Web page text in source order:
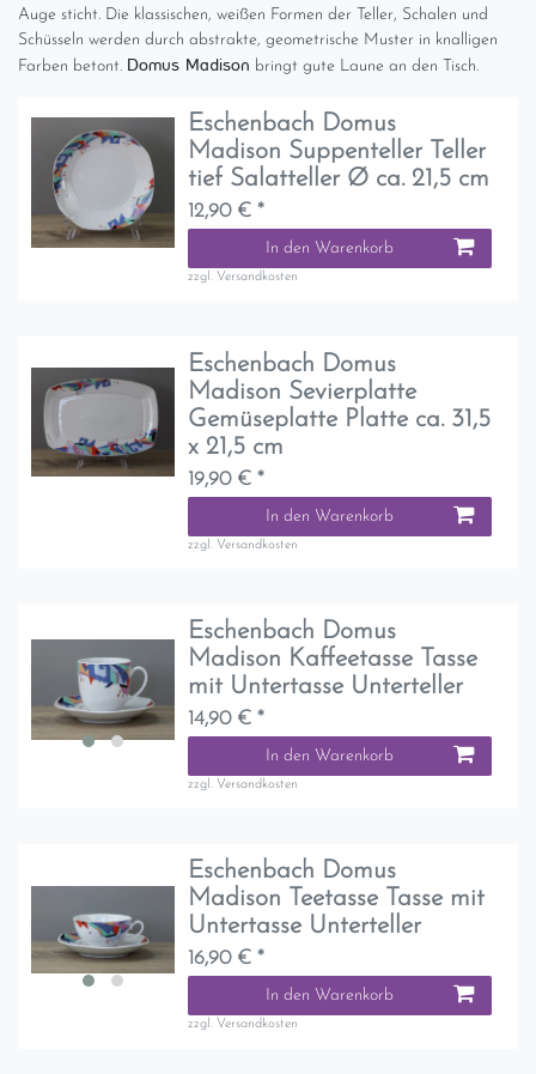
Auge sticht. Die klassischen, weißen Formen der Teller, Schalen und
Schüsseln werden durch abstrakte, geometrische Muster in knalligen
Farben betont. Domus Madison bringt gute Laune an den Tisch.
Eschenbach Domus
Madison Suppenteller Teller
tief Salatteller Ø ca. 21,5 cm
12,90 € *
In den Warenkorb
zzgl. Versandkosten
Eschenbach Domus
Madison Sevierplatte
Gemüseplatte Platte ca. 31,5
x 21,5 cm
19,90 € *
In den Warenkorb
zzgl. Versandkosten
Eschenbach Domus
Madison Kaffeetasse Tasse
mit Untertasse Unterteller
14,90 € *
In den Warenkorb
zzgl. Versandkosten
Eschenbach Domus
Madison Teetasse Tasse mit
Untertasse Unterteller
16,90 € *
In den Warenkorb
zzgl. Versandkosten